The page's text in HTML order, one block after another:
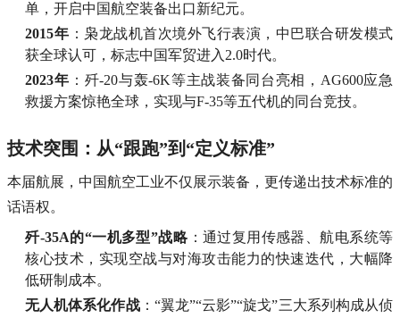
单，开启中国航空装备出口新纪元。
​2015年​ ​：枭龙战机首次境外飞行表演，中巴联合研发模式
获全球认可，标志中国军贸进入2.0时代。
​2023年​ ​：歼-20与轰-6K等主战装备同台亮相，AG600应急
救援方案惊艳全球，实现与F-35等五代机的同台竞技。
​技术突围：从“跟跑”到“定义标准”​
本届航展，中国航空工业不仅展示装备，更传递出技术标准的
话语权。
​歼-35A的“一机多型”战略​​：通过复用传感器、航电系统等
核心技术，实现空战与对海攻击能力的快速迭代，大幅降
低研制成本。
​无人机体系化作战​​：“翼龙”“云影”“旋戈”三大系列构成从侦